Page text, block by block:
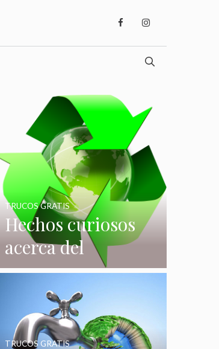
Hechos curiosos
acerca del
reciclaje que
quizás no
conocías
TRUCOS GRATIS
TRUCOS GRATIS